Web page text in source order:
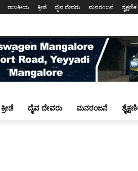
ರಾಜಕೀಯ ಕ್ರೀಡೆ ದೈವ ದೇವರು ಮನರಂಜನೆ ಶೈಕ್ಷಣಿಕ
ಕ್ರೀಡೆ ದೈವ ದೇವರು ಮನರಂಜನೆ